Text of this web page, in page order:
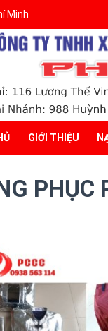
Minh
GIỚI THIỆU
PHỤC